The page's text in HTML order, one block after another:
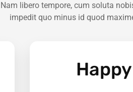
Nam libero tempore, cum soluta
impedit quo minus id quod